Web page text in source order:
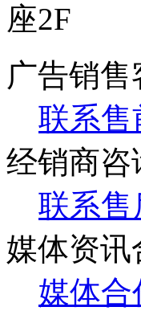
座2F
广告销售
联系售
经销商咨
联系售
媒体资讯
媒体合